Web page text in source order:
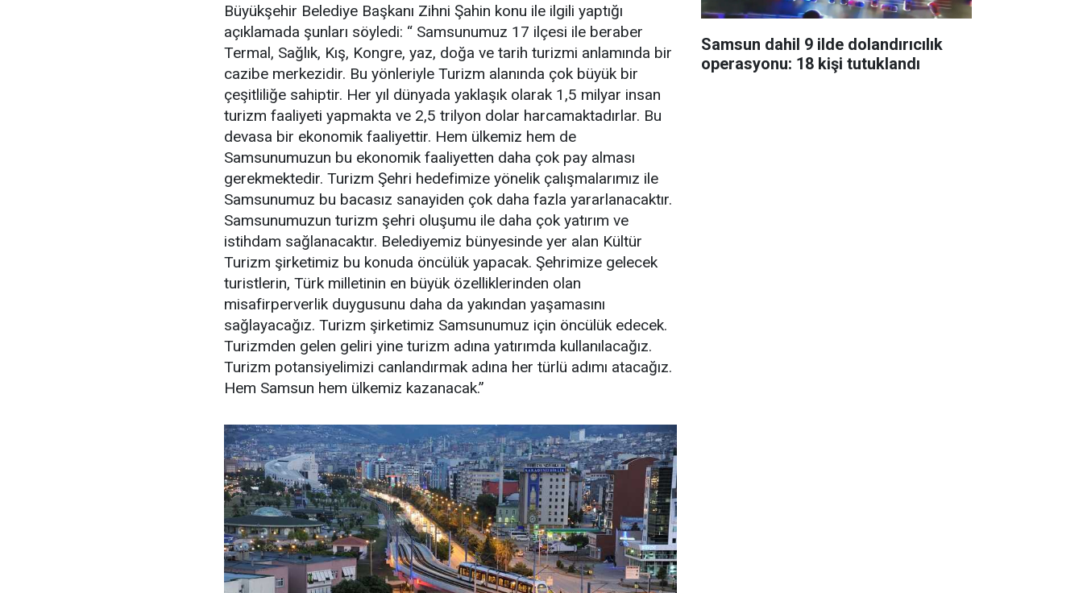
Büyükşehir Belediye Başkanı Zihni Şahin konu ile ilgili yaptığı
açıklamada şunları söyledi: “ Samsunumuz 17 ilçesi ile beraber
Termal, Sağlık, Kış, Kongre, yaz, doğa ve tarih turizmi anlamında bir
cazibe merkezidir. Bu yönleriyle Turizm alanında çok büyük bir
çeşitliliğe sahiptir. Her yıl dünyada yaklaşık olarak 1,5 milyar insan
turizm faaliyeti yapmakta ve 2,5 trilyon dolar harcamaktadırlar. Bu
devasa bir ekonomik faaliyettir. Hem ülkemiz hem de
Samsunumuzun bu ekonomik faaliyetten daha çok pay alması
gerekmektedir. Turizm Şehri hedefimize yönelik çalışmalarımız ile
Samsunumuz bu bacasız sanayiden çok daha fazla yararlanacaktır.
Samsunumuzun turizm şehri oluşumu ile daha çok yatırım ve
istihdam sağlanacaktır. Belediyemiz bünyesinde yer alan Kültür
Turizm şirketimiz bu konuda öncülük yapacak. Şehrimize gelecek
turistlerin, Türk milletinin en büyük özelliklerinden olan
misafirperverlik duygusunu daha da yakından yaşamasını
sağlayacağız. Turizm şirketimiz Samsunumuz için öncülük edecek.
Turizmden gelen geliri yine turizm adına yatırımda kullanılacağız.
Turizm potansiyelimizi canlandırmak adına her türlü adımı atacağız.
Hem Samsun hem ülkemiz kazanacak.”
Samsun dahil 9 ilde dolandırıcılık
operasyonu: 18 kişi tutuklandı